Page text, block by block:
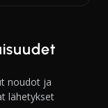
noudot ja
lähetykset